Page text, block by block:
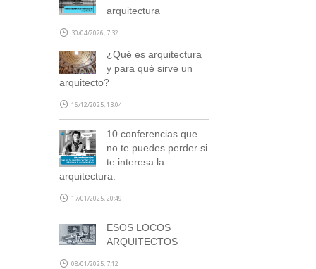
arquitectura
30/04/2026, 7:32
¿Qué es arquitectura
y para qué sirve un
arquitecto?
16/12/2025, 13:04
10 conferencias que
no te puedes perder si
te interesa la
arquitectura.
17/01/2025, 20:49
ESOS LOCOS
ARQUITECTOS
08/01/2025, 7:12